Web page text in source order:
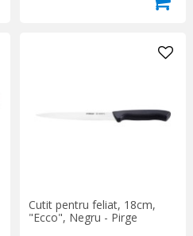
Cutit pentru feliat, 18cm,
"Ecco", Negru - Pirge